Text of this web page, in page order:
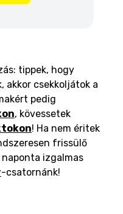
tippek, hogy
akkor csekkoljátok a
pedig
, kövessetek
! Ha nem éritek
frissülő
izgalmas
-csatornánk!